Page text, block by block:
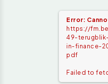
Error:
https://
49-
in-finance-
pdf
Failed to